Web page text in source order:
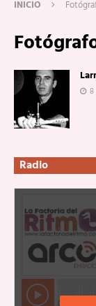
INICIO
8
Radio